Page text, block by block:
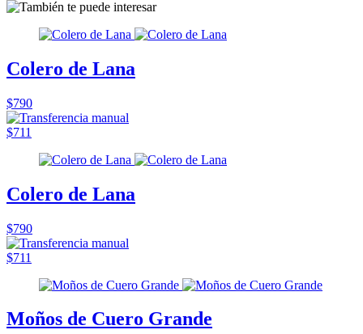
Colero de Lana
$790
$711
Colero de Lana
$790
$711
Moños de Cuero Grande